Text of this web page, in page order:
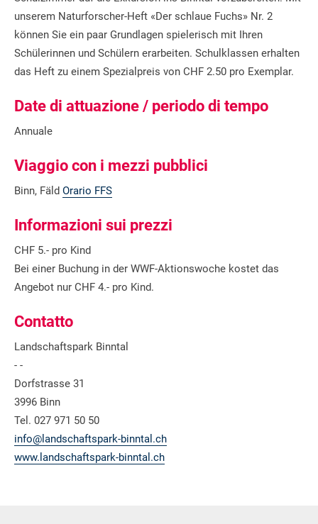
unserem Naturforscher-Heft «Der schlaue Fuchs» Nr. 2
können Sie ein paar Grundlagen spielerisch mit Ihren
Schülerinnen und Schülern erarbeiten. Schulklassen erhalten
das Heft zu einem Spezialpreis von CHF 2.50 pro Exemplar.
Date di attuazione / periodo di tempo
Annuale
Viaggio con i mezzi pubblici
Binn, Fäld Orario FFS
Informazioni sui prezzi
CHF 5.- pro Kind
Bei einer Buchung in der WWF-Aktionswoche kostet das
Angebot nur CHF 4.- pro Kind.
Contatto
Landschaftspark Binntal
- -
Dorfstrasse 31
3996 Binn
Tel. 027 971 50 50
info@landschaftspark-binntal.ch
www.landschaftspark-binntal.ch